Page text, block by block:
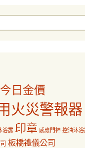
今日金價
火災警報器
浴露 印章 感應門神 控油沐
板橋禮儀公司